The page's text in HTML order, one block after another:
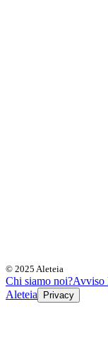
© 2025 Aleteia
Chi siamo noi?Avviso
Aleteia
Privacy